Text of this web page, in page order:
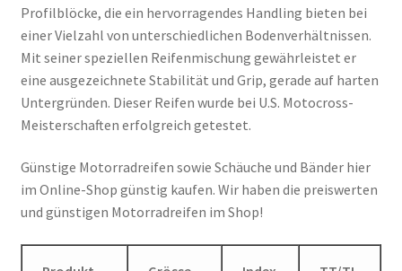
Profilblöcke, die ein hervorragendes Handling bieten bei
einer Vielzahl von unterschiedlichen Bodenverhältnissen.
Mit seiner speziellen Reifenmischung gewährleistet er
eine ausgezeichnete Stabilität und Grip, gerade auf harten
Untergründen. Dieser Reifen wurde bei U.S. Motocross-
Meisterschaften erfolgreich getestet.
Günstige Motorradreifen sowie Schäuche und Bänder hier
im Online-Shop günstig kaufen. Wir haben die preiswerten
und günstigen Motorradreifen im Shop!